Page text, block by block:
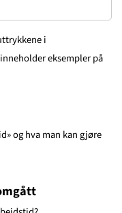
i
eksempler på
og hva man kan gjøre